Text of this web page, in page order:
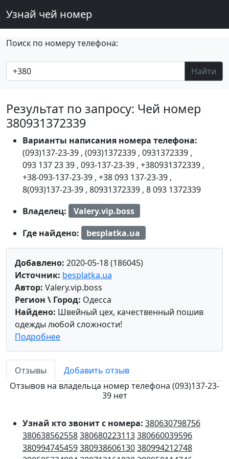
Узнай чей номер
Поиск по номеру телефона:
Найти
Результат по запросу: Чей номер
380931372339
Варианты написания номера телефона:
(093)137-23-39 , (093)1372339 , 0931372339 ,
093 137 23 39 , 093-137-23-39 , +380931372339 ,
+38-093-137-23-39 , +38 093 137-23-39 ,
8(093)137-23-39 , 80931372339 , 8 093 1372339
Владелец:
Valery.vip.boss
Где найдено:
besplatka.ua
Добавлено: 2020-05-18 (186045)
Источник: besplatka.ua
Автор: Valery.vip.boss
Регион \ Город: Одесса
Найдено: Швейный цех, качественный пошив
одежды любой сложности!
Подробнее
Отзывы
Добавить отзыв
Отзывов на владельца номер телефона (093)137-23-
39 нет
Узнай кто звонит с номера: 380630798756
380638562558380680223113380660039596
380994745459380938606130380994212748